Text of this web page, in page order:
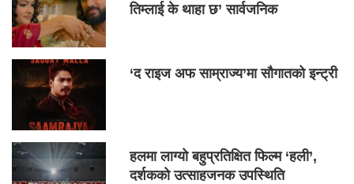
तिम्लाई के थाहा छ’ सार्वजनिक
‘द राइज अफ साम्राज्य’मा सौगातको इन्ट्री
हलमा लाग्यो बहुप्रतिक्षित फिल्म ‘हली’,
दर्शकको उत्साहजनक उपस्थिति